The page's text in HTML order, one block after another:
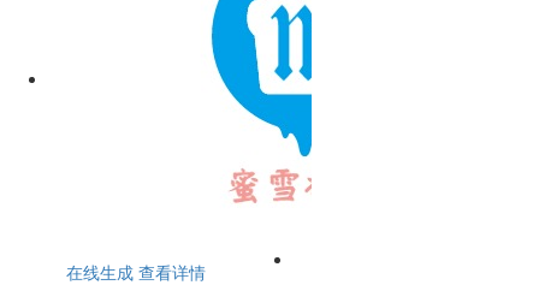
在线生成 查看详情